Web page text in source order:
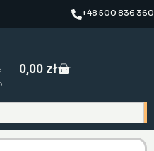
+48 500 836 360
0,00 zł